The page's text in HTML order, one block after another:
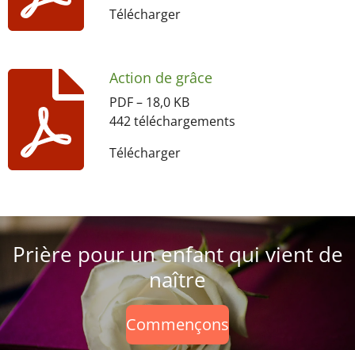
Télécharger
Action de grâce
PDF – 18,0 KB
442 téléchargements
Télécharger
Prière pour un enfant qui vient de
naître
Commençons